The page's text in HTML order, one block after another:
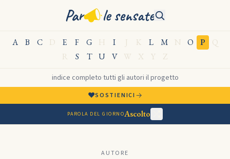
Par le sensate
A B C D E F G H I J K L M N O P
Q
R
S T U V W X Y Z
indice completo tutti gli autori il progetto
♥SOSTIENICI→
PAROLA DEL GIORNOAscolto
AUTORE